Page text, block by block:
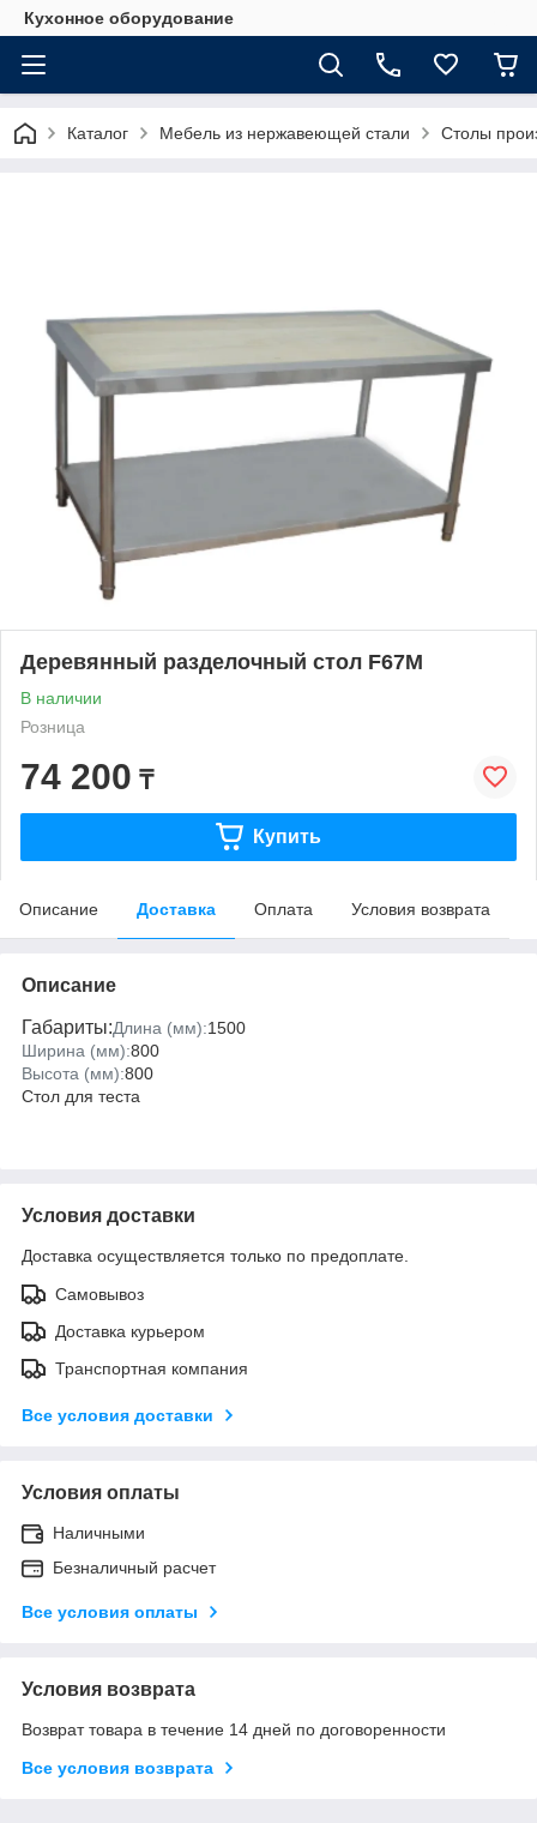
Кухонное оборудование
Каталог Мебель из нержавеющей стали Столы
Деревянный разделочный стол F67M
В наличии
Розница
74 200 ₸
Купить
Описание Доставка Оплата Условия возврата
Описание
Габариты:Длина (мм):1500
Ширина (мм):800
Высота (мм):800
Стол для теста
Условия доставки
Доставка осуществляется только по предоплате.
Самовывоз
Доставка курьером
Транспортная компания
Все условия доставки
Условия оплаты
Наличными
Безналичный расчет
Все условия оплаты
Условия возврата
Возврат товара в течение 14 дней по договоренности
Все условия возврата